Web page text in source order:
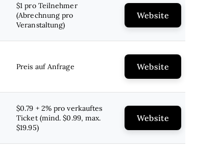
$1 pro Teilnehmer
(Abrechnung pro
Veranstaltung)
Website
Preis auf Anfrage Website
$0.79 + 2% pro verkauftes
Ticket (mind. $0.99, max.
$19.95)
Website